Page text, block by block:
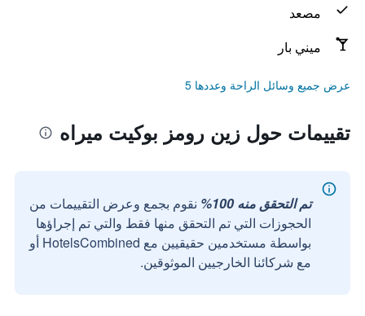
مصعد
ميني بار
عرض جميع وسائل الراحة وعددها 5
تقييمات حول زين رومز بوكيت ميراه
تم التحقق منه 100%
نقوم بجمع وعرض التقييمات من
الحجوزات التي تم التحقق منها فقط والتي تم إجراؤها
بواسطة مستخدمين حقيقيين مع HotelsCombined أو
مع شركائنا الخارجيين الموثوقين.